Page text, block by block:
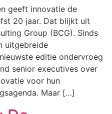
geeft innovatie de
20 jaar. Dat blijkt uit
Group (BCG). Sinds
uitgebreide
editie ondervroeg
senior executives over
voor hun
Maar […]